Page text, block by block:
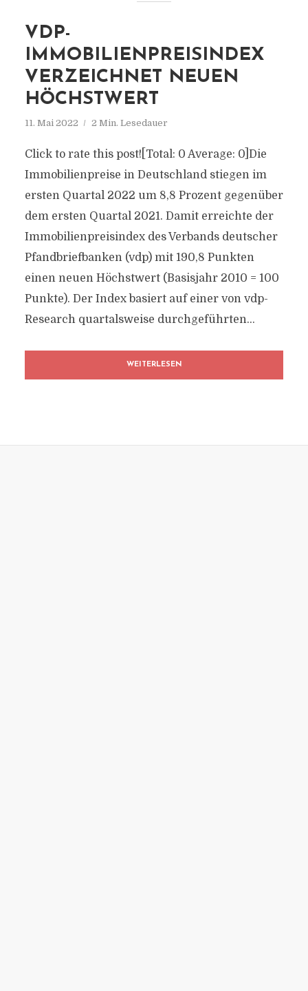
VDP-
IMMOBILIENPREISINDEX
VERZEICHNET NEUEN
HÖCHSTWERT
11. Mai 2022 2 Min. Lesedauer
Click to rate this post![Total: 0 Average: 0]Die
Immobilienpreise in Deutschland stiegen im
ersten Quartal 2022 um 8,8 Prozent gegenüber
dem ersten Quartal 2021. Damit erreichte der
Immobilienpreisindex des Verbands deutscher
Pfandbriefbanken (vdp) mit 190,8 Punkten
einen neuen Höchstwert (Basisjahr 2010 = 100
Punkte). Der Index basiert auf einer von vdp-
Research quartalsweise durchgeführten...
WEITERLESEN